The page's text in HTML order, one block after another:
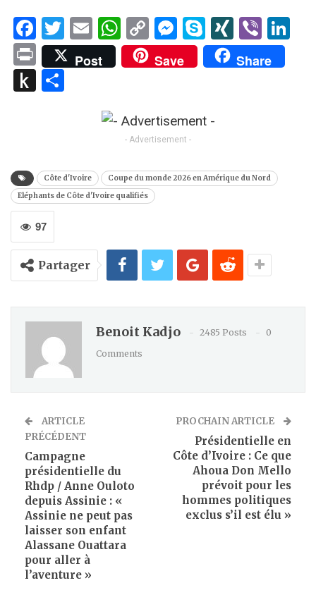
Facebook
Twitter
EmailWhatsApp
Copy
Link
Messenger
SkypeXINGViber
PrintPost Save Share
Push
- Advertisement -
Côte d'Ivoire
Coupe du monde 2026 en Amérique du Nord
Eléphants de Côte d'Ivoire qualifiés
97
Partager
Benoit Kadjo 2485 Posts
0
Comments
ARTICLE
PRÉCÉDENT
Campagne
présidentielle du
Rhdp / Anne Ouloto
depuis Assinie : «
Assinie ne peut pas
laisser son enfant
Alassane Ouattara
pour aller à
l’aventure »
PROCHAIN ARTICLE
Présidentielle en
Côte d’Ivoire : Ce que
Ahoua Don Mello
prévoit pour les
hommes politiques
exclus s’il est élu »